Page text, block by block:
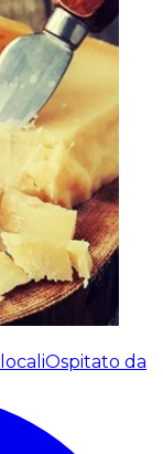
Ospitato da